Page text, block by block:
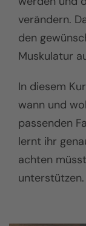
verändern.
den
Muskulatur
In diesem
wann und
passenden
lernt ihr
achten
unterstützen.